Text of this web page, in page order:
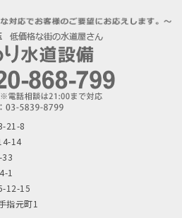
21-8
14
33
1
12-15
指元町1